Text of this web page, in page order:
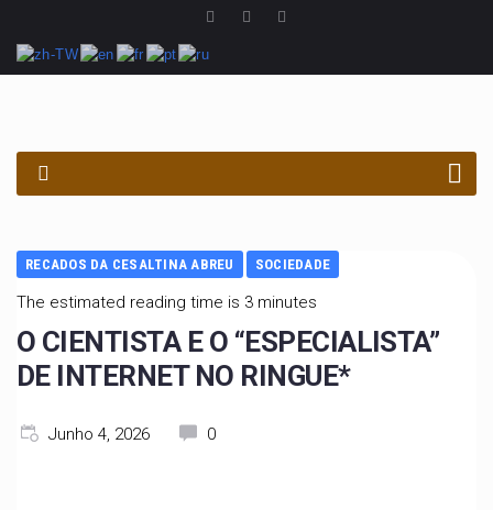
RECADOS DA CESALTINA ABREU SOCIEDADE
The estimated reading time is 3 minutes
O CIENTISTA E O “ESPECIALISTA”
DE INTERNET NO RINGUE*
Junho 4, 2026 0
PROCURAR